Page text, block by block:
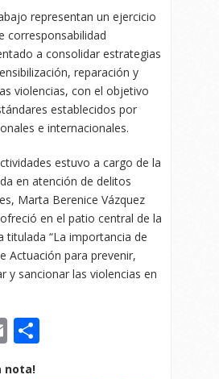
representan un ejercicio
corresponsabilidad
a consolidar estrategias
reparación y
violencias, con el objetivo
establecidos por
e internacionales.
estuvo a cargo de la
en atención de delitos
Marta Berenice Vázquez
en el patio central de la
titulada “La importancia de
Actuación para prevenir,
y sancionar las violencias en
Email
nota!